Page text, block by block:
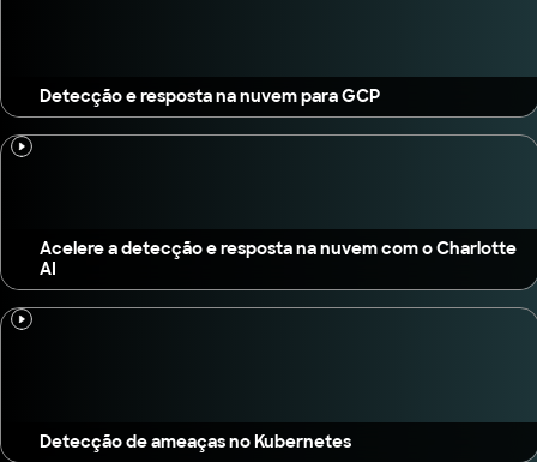
Detecção e resposta na nuvem para GCP
Acelere a detecção e resposta na nuvem com o Charlotte
AI
Detecção de ameaças no Kubernetes